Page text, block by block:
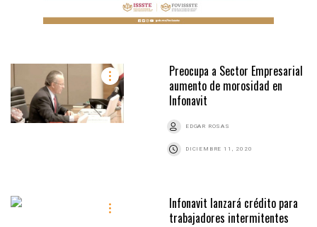
Preocupa a Sector Empresarial
aumento de morosidad en
Infonavit
EDGAR ROSAS
DICIEMBRE 11, 2020
Infonavit lanzará crédito para
trabajadores intermitentes